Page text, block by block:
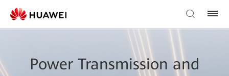
Power Transmission and